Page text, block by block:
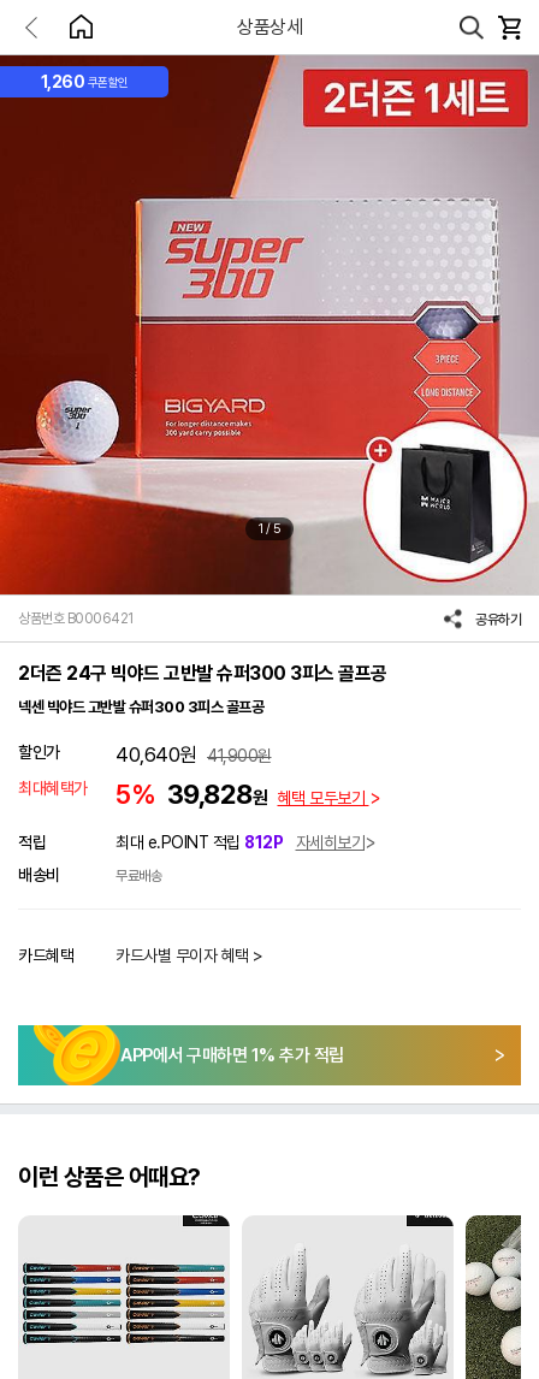
상품상세
1,260 쿠폰할인
1 /5
상품번호 B0006421 공유하기
2더즌 24구 빅야드 고반발 슈퍼300 3피스 골프공
넥센 빅야드 고반발 슈퍼300 3피스 골프공
할인가 40,640원 41,900원
최대혜택가
5% 39,828원 혜택 모두보기
적립 최대 e.POINT 적립 812P
자세히보기
배송비
무료배송
카드혜택 카드사별 무이자 혜택 >
APP에서 구매하면 1% 추가 적립
이런 상품은 어때요?